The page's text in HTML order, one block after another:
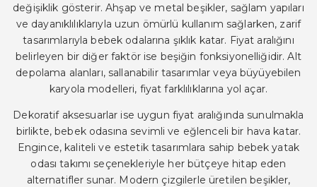
değişiklik gösterir. Ahşap ve metal beşikler, sağlam yapıları
ve dayanıklılıklarıyla uzun ömürlü kullanım sağlarken, zarif
tasarımlarıyla bebek odalarına şıklık katar. Fiyat aralığını
belirleyen bir diğer faktör ise beşiğin fonksiyonelliğidir. Alt
depolama alanları, sallanabilir tasarımlar veya büyüyebilen
karyola modelleri, fiyat farklılıklarına yol açar.
Dekoratif aksesuarlar ise uygun fiyat aralığında sunulmakla
birlikte, bebek odasına sevimli ve eğlenceli bir hava katar.
Engince, kaliteli ve estetik tasarımlara sahip bebek yatak
odası takımı seçenekleriyle her bütçeye hitap eden
alternatifler sunar. Modern çizgilerle üretilen beşikler,